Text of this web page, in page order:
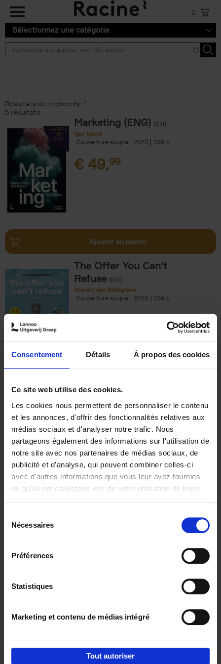
Consentement Détails À propos des cookies
Ce site web utilise des cookies.
Les cookies nous permettent de personnaliser le contenu
et les annonces, d'offrir des fonctionnalités relatives aux
médias sociaux et d'analyser notre trafic. Nous
partageons également des informations sur l'utilisation de
notre site avec nos partenaires de médias sociaux, de
publicité et d'analyse, qui peuvent combiner celles-ci
avec d'autres informations que vous leur avez fournies
ou qu'ils ont collectées lors de votre utilisation de leurs
Nécessaires
Préférences
Statistiques
Marketing et contenu de médias intégré
Tout autoriser
Aller au contenu principal
0
Sélectionnez une catégorie
Résultats de recherche ''
5 résultats
Marketing (ENG) (EN)
Igor Nowé
Couverture souple
2025 208
€ 49,99
Ajouter au panier
The Offer You Can't
Refuse (EN)
Steven Van Belleghem
Couverture souple
2020 256
€37,50
Building Bonds = Building
Business
Jochen Roef Jozefien De Feyter
Carolien Boom
Couverture souple
2025 200
€29,99
Digital marketing like a PRO -
completely revised edition (EN)